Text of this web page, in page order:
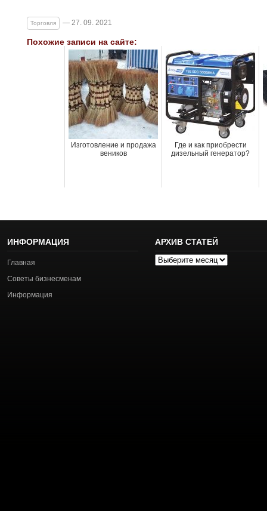
Торговля — 27. 09. 2021
Похожие записи на сайте:
Изготовление и продажа
веников
Где и как приобрести
дизельный генератор?
ИНФОРМАЦИЯ
Главная
Советы бизнесменам
Информация
АРХИВ СТАТЕЙ
Архив